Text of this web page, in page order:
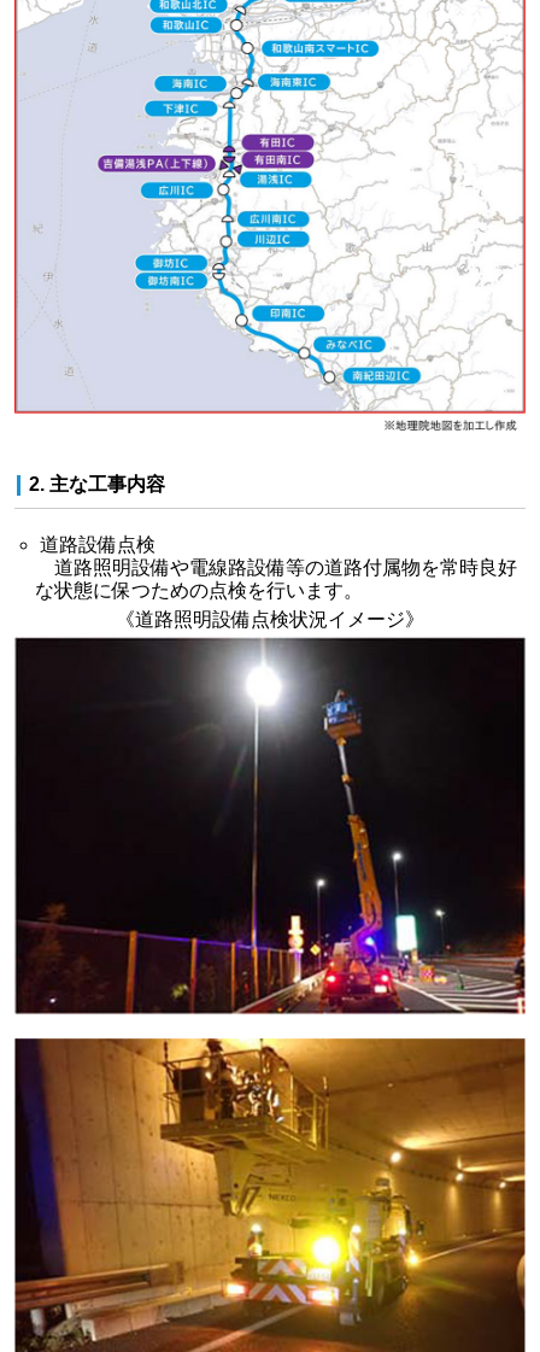
2. 主な工事内容
道路設備点検
道路照明設備や電線路設備等の道路付属物を常時良好
な状態に保つための点検を行います。
《道路照明設備点検状況イメージ》